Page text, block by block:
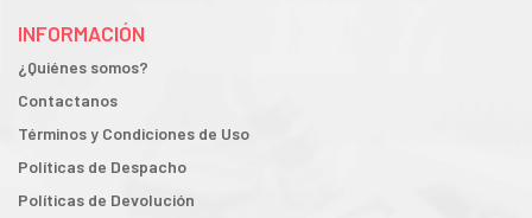
INFORMACIÓN
¿Quiénes somos?
Contactanos
Términos y Condiciones de Uso
Políticas de Despacho
Políticas de Devolución